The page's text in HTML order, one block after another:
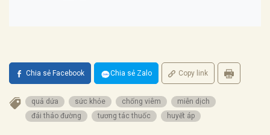
Chia sẻ Facebook Chia sẻ Zalo Copy link
quả dứa sức khỏe chống viêm
miễn dịch
đái tháo đường
tương tác thuốc huyết áp